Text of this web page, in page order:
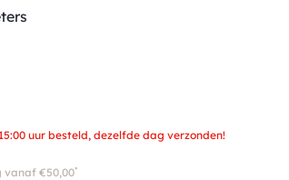
uur besteld, dezelfde dag verzonden!
vanaf €50,00*